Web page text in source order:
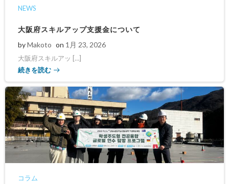
NEWS
大阪府スキルアップ支援金について
byMakoto on 1月 23, 2026
大阪府スキルアッ […]
続きを読む
コラム